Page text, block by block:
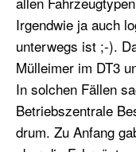
Irgendwie ja auch
unterwegs ist ;-).
Mülleimer im DT3
In solchen Fällen
Betriebszentrale
drum. Zu Anfang